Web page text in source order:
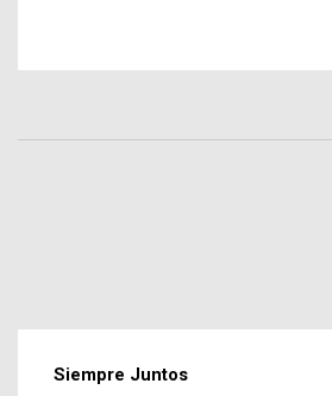
Siempre Juntos